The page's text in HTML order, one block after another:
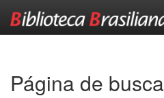
Página de busca